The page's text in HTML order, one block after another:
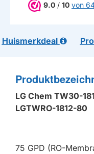
9.0 / 10 von
Huismerkdeal
LG Chem TW30-
LGTWRO-1812-80
75 GPD (RO-